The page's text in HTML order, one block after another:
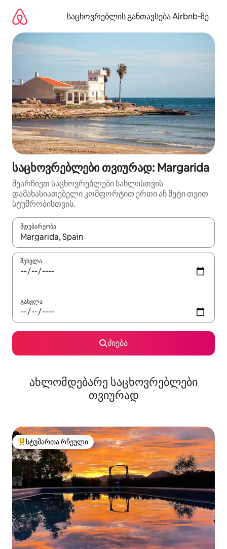
გადასვლა
საცხოვრებლის განთავსება Airbnb‑ზე
საცხოვრებლები თვიურად: Margarida
შეარჩიეთ საცხოვრებლები სახლისთვის
დამახასიათებელი კომფორტით ერთი ან მეტი თვით
სტუმრობისთვის.
მდებარეობა
როცა შედეგები ხელმისაწვდომი გახდება, ნავიგაციისთვის
შესვლა
გასვლა
ძიება
ახლომდებარე საცხოვრებლები
თვიურად
სტუმართა რჩეული მოწინავე ვარიანტი
სტუმართა რჩეული